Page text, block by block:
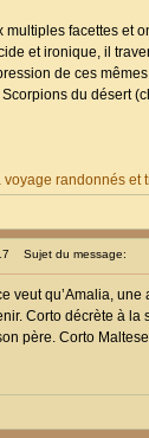
multiples facettes et
et ironique, il
de ces
du désert
randonnés et
Sujet du message:
veut qu’Amalia,
Corto décrète à
père. Corto